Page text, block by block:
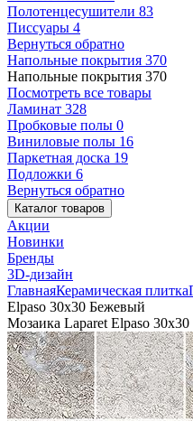
Полотенцесушители 83
Писсуары 4
Вернуться обратно
Напольные покрытия 370
Напольные покрытия 370
Посмотреть все товары
Ламинат 328
Пробковые полы 0
Виниловые полы 16
Паркетная доска 19
Подложки 6
Вернуться обратно
Каталог товаров
Акции
Новинки
Бренды
3D-дизайн
ГлавнаяКерамическая плитка
Elpaso 30x30 Бежевый
Мозаика Laparet Elpaso